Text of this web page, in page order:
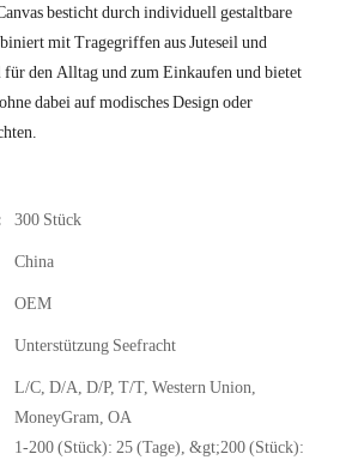
besticht durch individuell gestaltbare
mit Tragegriffen aus Juteseil und
den Alltag und zum Einkaufen und bietet
dabei auf modisches Design oder
300 Stück
China
OEM
Unterstützung Seefracht
L/C, D/A, D/P, T/T, Western Union,
MoneyGram, OA
1-200 (Stück): 25 (Tage), &gt;200 (Stück):